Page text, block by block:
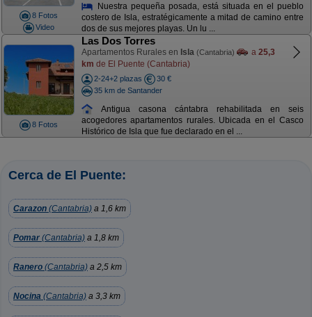
8 Fotos
Video
Nuestra pequeña posada, está situada en el pueblo
costero de Isla, estratégicamente a mitad de camino entre
dos de sus mejores playas. Un lu ...
8 Fotos
Las Dos Torres
Apartamentos Rurales en Isla (Cantabria) a 25,3
km de El Puente (Cantabria)
2-24+2 plazas
30 €
35 km de Santander
Antigua casona cántabra rehabilitada en seis
acogedores apartamentos rurales. Ubicada en el Casco
Histórico de Isla que fue declarado en el ...
Cerca de El Puente:
Carazon (Cantabria) a 1,6 km
Pomar (Cantabria) a 1,8 km
Ranero (Cantabria) a 2,5 km
Nocina (Cantabria) a 3,3 km